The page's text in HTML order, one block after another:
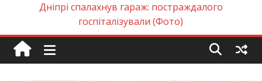
Дніпрі спалахнув гараж: постраждалого
госпіталізували (Фото)